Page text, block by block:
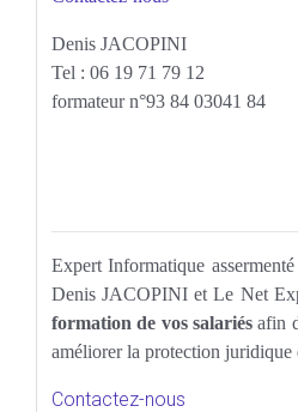
Denis JACOPINI
Tel : 06 19 71 79 12
formateur n°93 84 03041 84
Expert Informatique
Denis JACOPINI et Le Net
formation de vos salariésafin
améliorer la protection juridique
Contactez-nous